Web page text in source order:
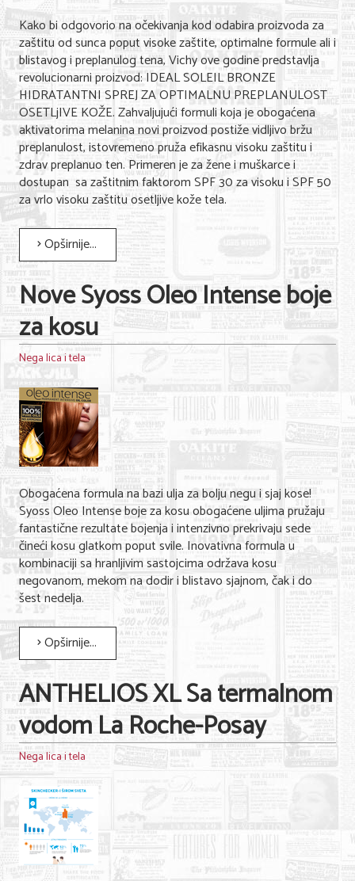
Kako bi odgovorio na očekivanja kod odabira proizvoda za
zaštitu od sunca poput visoke zaštite, optimalne formule ali i
blistavog i preplanulog tena, Vichy ove godine predstavlja
revolucionarni proizvod: IDEAL SOLEIL BRONZE
HIDRATANTNI SPREJ ZA OPTIMALNU PREPLANULOST
OSETLjIVE KOŽE. Zahvaljujući formuli koja je obogaćena
aktivatorima melanina novi proizvod postiže vidljivo bržu
preplanulost, istovremeno pruža efikasnu visoku zaštitu i
zdrav preplanuo ten. Primeren je za žene i muškarce i
dostupan sa zaštitnim faktorom SPF 30 za visoku i SPF 50
za vrlo visoku zaštitu osetljive kože tela.
Opširnije...
Nove Syoss Oleo Intense boje
za kosu
Nega lica i tela
Obogaćena formula na bazi ulja za bolju negu i sjaj kose!
Syoss Oleo Intense boje za kosu obogaćene uljima pružaju
fantastične rezultate bojenja i intenzivno prekrivaju sede
čineći kosu glatkom poput svile. Inovativna formula u
kombinaciji sa hranljivim sastojcima održava kosu
negovanom, mekom na dodir i blistavo sjajnom, čak i do
šest nedelja.
Opširnije...
ANTHELIOS XL Sa termalnom
vodom La Roche-Posay
Nega lica i tela